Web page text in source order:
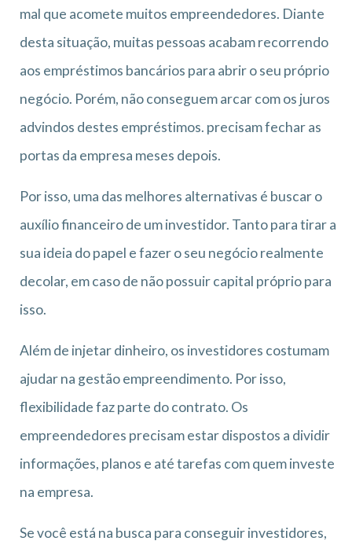
mal que acomete muitos empreendedores. Diante
desta situação, muitas pessoas acabam recorrendo
aos empréstimos bancários para abrir o seu próprio
negócio. Porém, não conseguem arcar com os juros
advindos destes empréstimos. precisam fechar as
portas da empresa meses depois.
Por isso, uma das melhores alternativas é buscar o
auxílio financeiro de um investidor. Tanto para tirar a
sua ideia do papel e fazer o seu negócio realmente
decolar, em caso de não possuir capital próprio para
isso.
Além de injetar dinheiro, os investidores costumam
ajudar na gestão empreendimento. Por isso,
flexibilidade faz parte do contrato. Os
empreendedores precisam estar dispostos a dividir
informações, planos e até tarefas com quem investe
na empresa.
Se você está na busca para conseguir investidores,